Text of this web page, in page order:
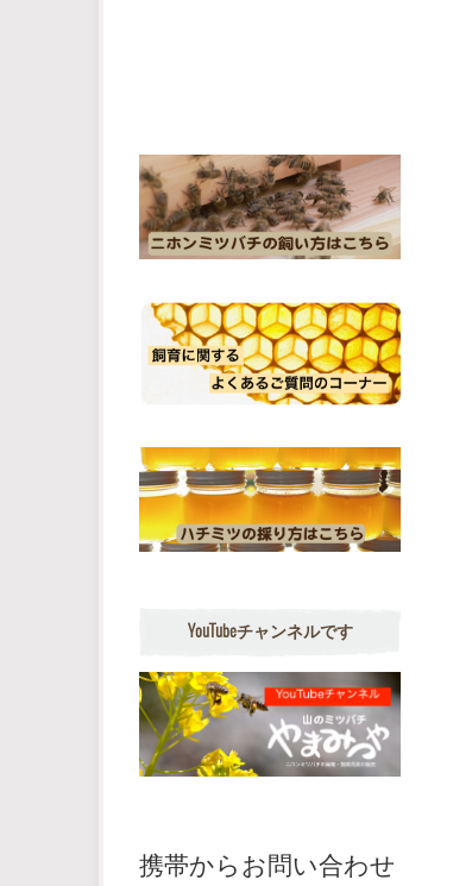
YouTubeチャンネルです
携帯からお問い合わせ